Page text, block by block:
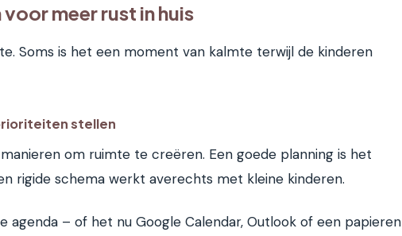
meer rust in huis
Soms is het een moment van kalmte terwijl de kinderen
stellen
om ruimte te creëren. Een goede planning is het
rigide schema werkt averechts met kleine kinderen.
agenda – of het nu Google Calendar, Outlook of een papieren